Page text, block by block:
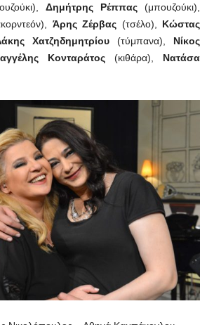
Δημήτρης Ρέππας (μπουζούκι),
Άρης Ζέρβας (τσέλο), Κώστας
Χατζηδημητρίου (τύμπανα), Νίκος
Κονταράτος (κιθάρα), Νατάσα